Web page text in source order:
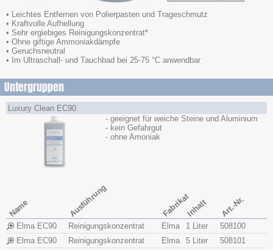
• Leichtes Entfernen von Polierpasten und Trageschmutz
• Kraftvolle Aufhellung
• Sehr ergiebiges Reinigungskonzentrat*
• Ohne giftige Ammoniakdämpfe
• Geruchsneutral
• Im Ultraschall- und Tauchbad bei 25-75 °C anwendbar
Untergruppen
Luxury Clean EC90
- geeignet für weiche Steine und Aluminium
- kein Gefahrgut
- ohne Amoniak
Name Ausführung FabrikatInhalt Art.-Nr.
Elma EC90 Reinigungskonzentrat Elma 1 Liter
508100
Elma EC90
Reinigungskonzentrat Elma 5 Liter
508101